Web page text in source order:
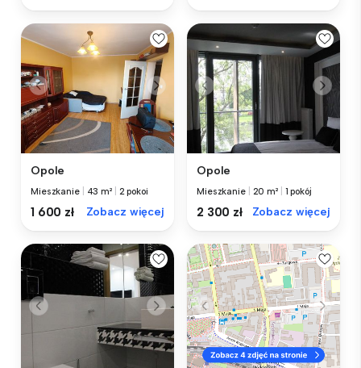
Opole
Mieszkanie 43 m² 2 pokoi
1 600 zł Zobacz więcej
Opole
Mieszkanie 20 m² 1 pokój
2 300 zł Zobacz więcej